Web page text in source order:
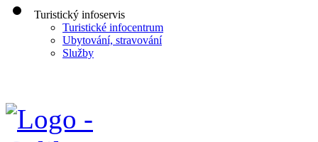
Turistický infoservis
Turistické infocentrum
Ubytování, stravování
Služby